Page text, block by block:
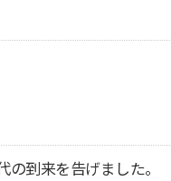
到来を告げました。